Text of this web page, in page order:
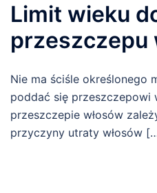
Limit wieku
przeszczepu
Nie ma ściśle określonego
poddać się przeszczepowi
przeszczepie włosów
przyczyny utraty włosów